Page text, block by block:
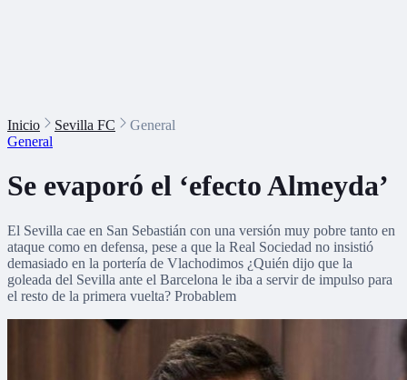
Inicio Sevilla FC
General
General
Se evaporó el ‘efecto Almeyda’
El Sevilla cae en San Sebastián con una versión muy pobre tanto en
ataque como en defensa, pese a que la Real Sociedad no insistió
demasiado en la portería de Vlachodimos ¿Quién dijo que la
goleada del Sevilla ante el Barcelona le iba a servir de impulso para
el resto de la primera vuelta? Probablem